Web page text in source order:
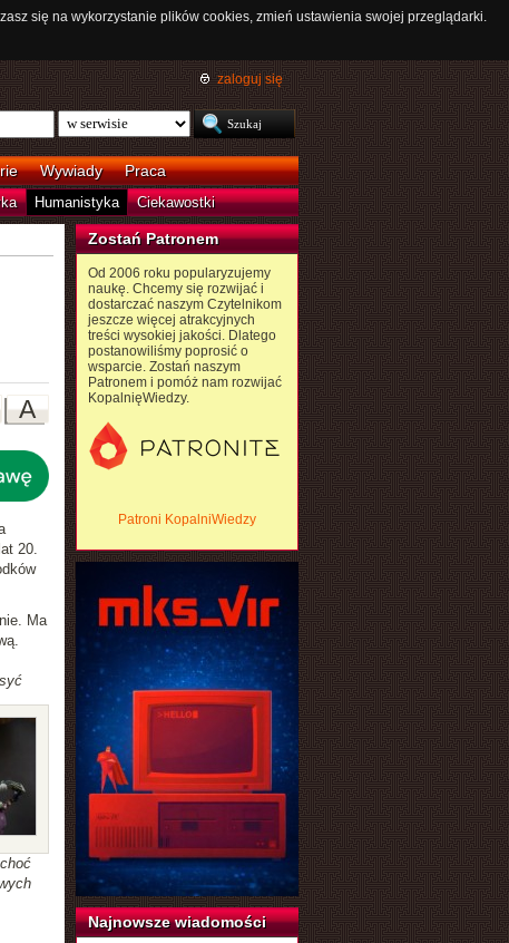
się na wykorzystanie plików cookies, zmień ustawienia swojej przeglądarki.
zaloguj się
Wywiady Praca
Humanistyka Ciekawostki
A
20.
Ma
Zostań Patronem
Od 2006 roku popularyzujemy
naukę. Chcemy się rozwijać i
dostarczać naszym Czytelnikom
jeszcze więcej atrakcyjnych
treści wysokiej jakości. Dlatego
postanowiliśmy poprosić o
wsparcie. Zostań naszym
Patronem i pomóż nam rozwijać
KopalnięWiedzy.
Patroni KopalniWiedzy
Najnowsze wiadomości